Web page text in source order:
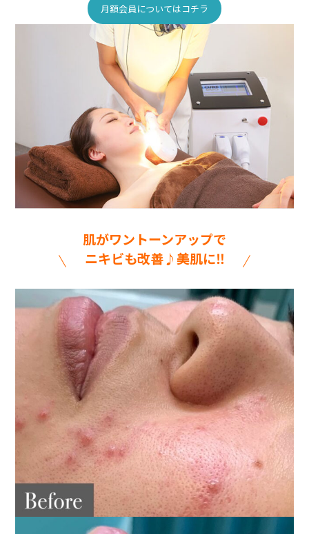
月額会員についてはコチラ
肌がワントーンアップで
ニキビも改善♪美肌に‼